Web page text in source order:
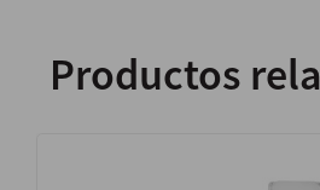
Productos